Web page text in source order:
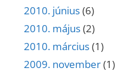
2010. június(6)
2010. május(2)
2010. március(1)
2009. november(1)